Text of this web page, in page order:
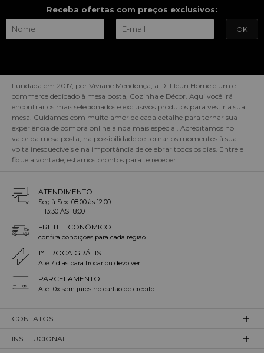
Receba ofertas com preços exclusivos:
Fundada em 2017, por Viviane Mendonça, a Di Fleuri Home é um e-
commerce dedicado à mesa posta, Cozinha e Décor. Aqui você irá
encontrar os mais selecionados e exclusivos produtos para vestir a sua
mesa. Cuidamos com muito amor de cada detalhe para tornar sua
experiência de compra online ainda mais especial. Acreditamos no
valor da mesa posta, na possibilidade de tornar os momentos à sua
volta inesquecíveis e na importância de celebrar todos os dias. Entre e
fique a vontade, estamos prontos para te receber!
ATENDIMENTO
Seg à Sex: 08:00 às 12:00
13:30 ÀS 18:00
FRETE ECONÔMICO
confira condições para cada região.
1° TROCA GRÁTIS
Até 7 dias para trocar ou devolver
PARCELAMENTO
Até 10x sem juros no cartão de credito
CONTATOS
INSTITUCIONAL